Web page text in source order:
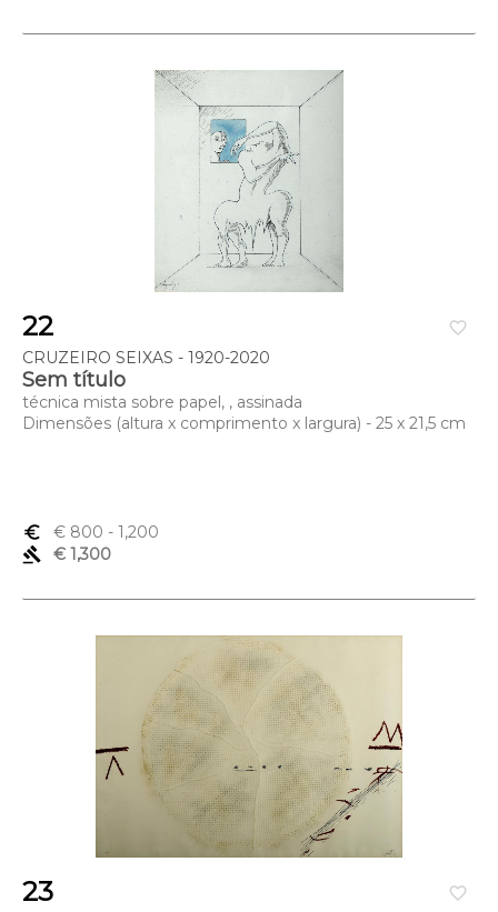
favorite_border
22
CRUZEIRO SEIXAS - 1920-2020
Sem título
técnica mista sobre papel, , assinada
Dimensões (altura x comprimento x largura) - 25 x 21,5 cm
euro_symbol € 800 - 1,200
gavel
€ 1,300
favorite_border
23